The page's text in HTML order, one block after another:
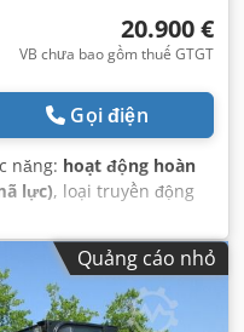
20.900 €
VB chưa bao gồm thuế GTGT
Gọi điện
năng: hoạt động hoàn
lực), loại truyền động
vận hành:12.600 kg, cấu
1998 , Năm sản xuất:
liệu:diesel, Thiết bị:
,
Quảng cáo nhỏ